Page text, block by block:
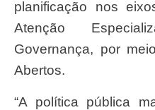
planificação nos
Atenção
Governança, por
Abertos.
“A política pública mais importante que nós